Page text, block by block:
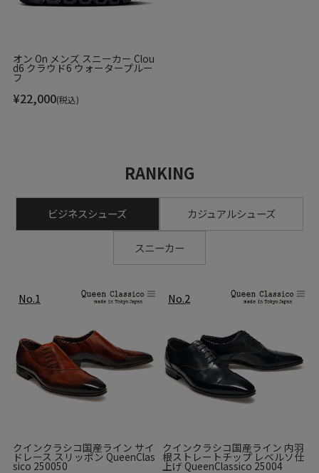
オン On メンズ スニーカー Clou
d6 クラウド6 ウォータープルー
フ
¥22,000(税込)
RANKING
ビジネスシューズ カジュアルシューズ
スニーカー
クインクラシコ国産ライン サイ
ドレース スリッポン QueenClas
sico 250050
クインクラシコ国産ライン 内羽
根ストレートチップ レベルソ仕
上げ QueenClassico 25004